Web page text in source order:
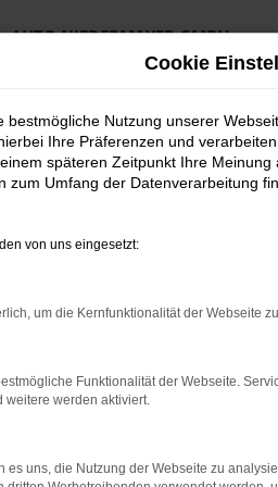
AUTO NIEDERMAYER GMBH
Preiswerte Angebote
kaum zu
und festgestellt, dass es
von Škoda
Cookie
bestmögliche Nutzung unserer
Ihre Präferenzen und
späteren Zeitpunkt Ihre
zum Umfang der Datenverarbeitung
von uns eingesetzt:
um die Kernfunktionalität der Webseite
Funktionalität der Webseite.
weitere werden aktiviert.
es uns, die Nutzung der Webseite zu